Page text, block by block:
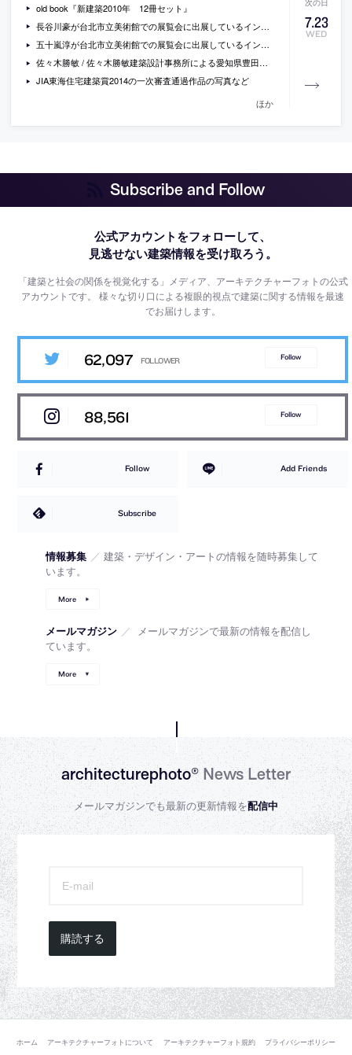
7.23
WED
old book『新建築2010年 12冊セット』
長谷川豪が台北市立美術館での展覧会に出展しているインスタレーションの写真
五十嵐淳が台北市立美術館での展覧会に出展しているインスタレーション「縮尺の森」の写真
佐々木勝敏 / 佐々木勝敏建築設計事務所による愛知県豊田市の住宅「志賀の光路」
JIA東海住宅建築賞2014の一次審査通過作品の写真など
ほか
Subscribe and Follow
公式アカウントをフォローして、
見逃せない建築情報を受け取ろう。
「建築と社会の関係を視覚化する」メディア、アーキテクチャーフォトの公式
アカウントです。様々な切り口による複眼的視点で建築に関する情報を最速
でお届けします。
62,097 Follow
88,561 Follow
Follow Add Friends
Subscribe
情報募集 ／ 建築・デザイン・アートの情報を随時募集して
います。
More
メールマガジン ／
メールマガジンで最新の情報を配信し
ています。
More
architecturephoto®News Letter
メールマガジンでも最新の更新情報を配信中
購読する
ホーム アーキテクチャーフォトについて アーキテクチャーフォト規約 プライバシーポリシー